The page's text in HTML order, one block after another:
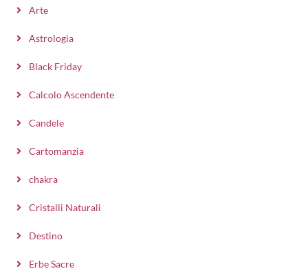
Arte
Astrologia
Black Friday
Calcolo Ascendente
Candele
Cartomanzia
chakra
Cristalli Naturali
Destino
Erbe Sacre